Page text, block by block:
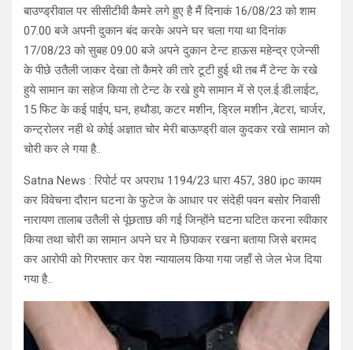
बाउण्ड्रीवाल पर सीसीटीवी कैमरे लगे हुए है मैं दिनाकं 16/08/23 को शाम
07.00 बजे अपनी दुकान बंद करके अपने घर चला गया था दिनांक
17/08/23 को सुबह 09.00 बजे अपने दुकान टेन्ट हाऊस महेन्द्र एजेन्सी
के पीछे उतैली जाकर देखा तो कैमरे की तारे टूटी हुई थी तब मैं टेन्ट के रखे
हुये सामान का सहेज किया तो टेन्ट के रखे हुये सामान में से एल.ई.डी.लाईट,
15 फिट के कई पाईप, घन, हथौडा, कटर मशीन, ड्रिल मशीन ,बेटरा, चार्जर,
कन्ट्रोलर नही थे कोई अज्ञात चोर मेरी बाऊण्ड्री वाल कुदकर रखे सामान को
चोरी कर ले गया है..
Satna News : रिपोर्ट पर अपराध 1194/23 धारा 457, 380 ipc कायम
कर विवेचना दौरान घटना के फुटेज के आधार पर संदेही पवन बसोर निवासी
नारायण तालाब उतैली से पूंछताछ की गई जिन्होंने घटना घटित करना स्वीकार
किया तथा चोरी का सामान अपने घर मे छिपाकर रखना बताया जिसे बरामद
कर आरोपी को गिरफ्तार कर पेश न्यायालय किया गया जहाँ से जेल भेज दिया
गया है..